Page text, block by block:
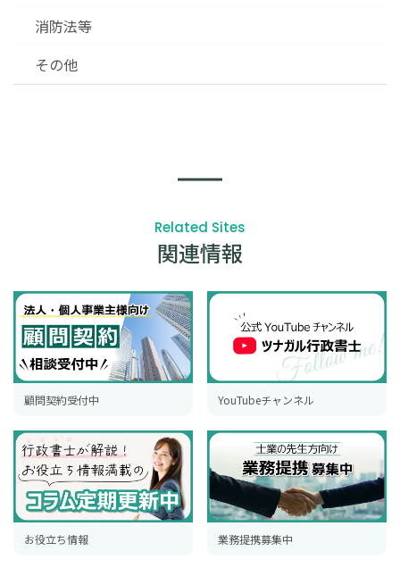
消防法等
その他
Related Sites
関連情報
顧問契約受付中 YouTubeチャンネル
お役立ち情報 業務提携募集中